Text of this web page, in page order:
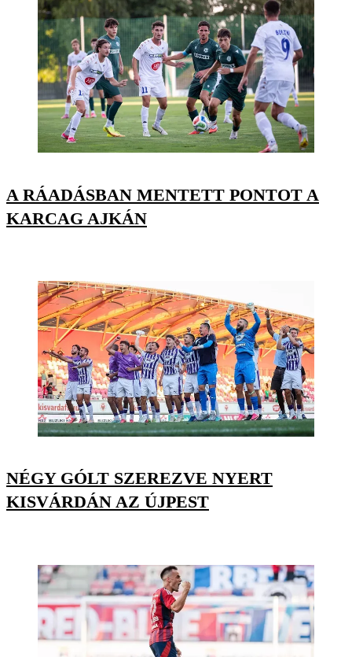
A RÁADÁSBAN MENTETT PONTOT A
KARCAG AJKÁN
NÉGY GÓLT SZEREZVE NYERT
KISVÁRDÁN AZ ÚJPEST